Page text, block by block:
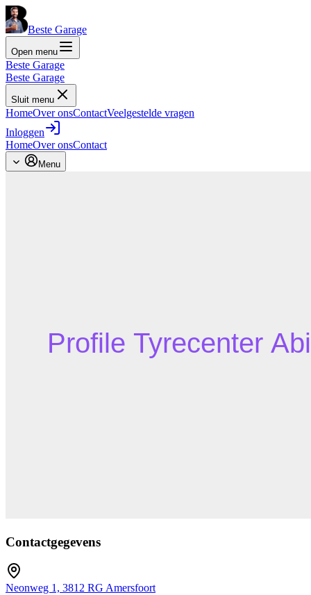
Beste Garage
Open menu
Beste Garage
Beste Garage
Sluit menu
HomeOver onsContactVeelgestelde vragen
Inloggen
HomeOver onsContact
Menu
Contactgegevens
Neonweg 1, 3812 RG Amersfoort